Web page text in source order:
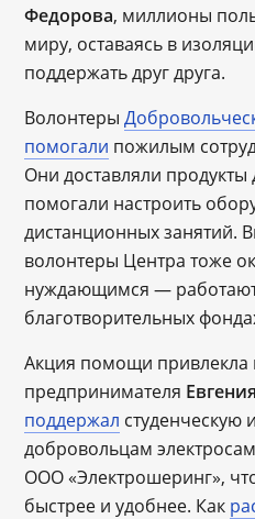
Федорова, миллионы
миру, оставаясь в
поддержать друг друга.
Волонтеры
помогали пожилым
Они доставляли продукты
помогали настроить
дистанционных занятий.
волонтеры Центра тоже
нуждающимся — работают
благотворительных
Акция помощи
предпринимателя
поддержал студенческую
добровольцам
ООО «Электрошеринг»,
быстрее и удобнее. Как